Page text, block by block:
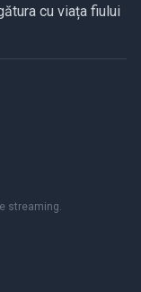
cu viața fiului
streaming.